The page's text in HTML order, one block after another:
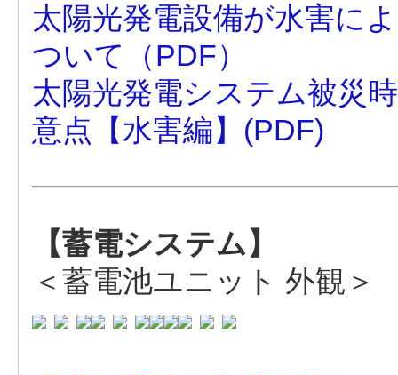
太陽光発電設備が水害に
ついて（PDF）
太陽光発電システム被災
意点【水害編】(PDF)
【蓄電システム】
＜蓄電池ユニット 外観＞